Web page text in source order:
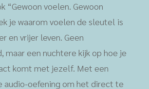
“Gewoon voelen. Gewoon
je waarom voelen de sleutel is
en vrijer leven. Geen
maar een nuchtere kijk op hoe je
komt met jezelf. Met een
audio-oefening om het direct te